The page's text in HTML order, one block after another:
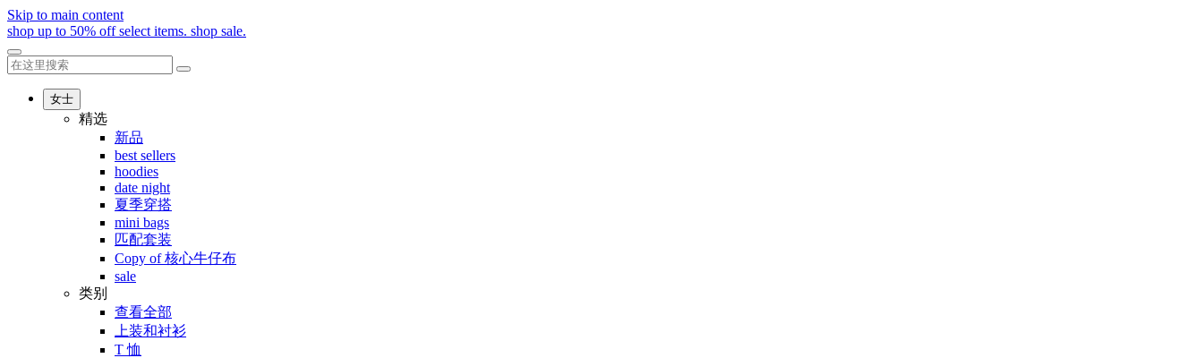
Skip to main content
shop up to 50% off select items. shop sale.
女士
精选
新品
best sellers
hoodies
date night
夏季穿搭
mini bags
匹配套装
Copy of 核心牛仔布
sale
类别
查看全部
上装和衬衫
T 恤